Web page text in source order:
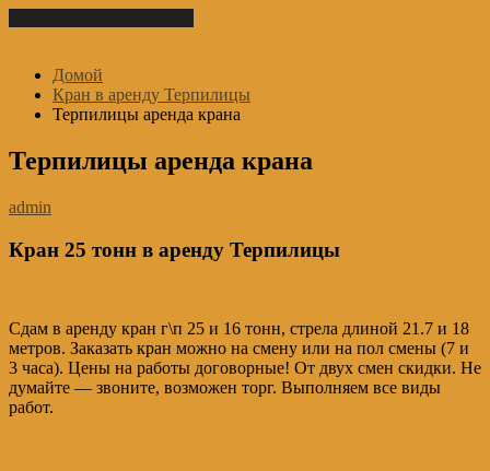
Домой
Кран в аренду Терпилицы
Терпилицы аренда крана
Терпилицы аренда крана
admin
Кран 25 тонн в аренду Терпилицы
Сдам в аренду кран г\п 25 и 16 тонн, стрела длиной 21.7 и 18
метров. Заказать кран можно на смену или на пол смены (7 и
3 часа). Цены на работы договорные! От двух смен скидки. Не
думайте — звоните, возможен торг. Выполняем все виды
работ.